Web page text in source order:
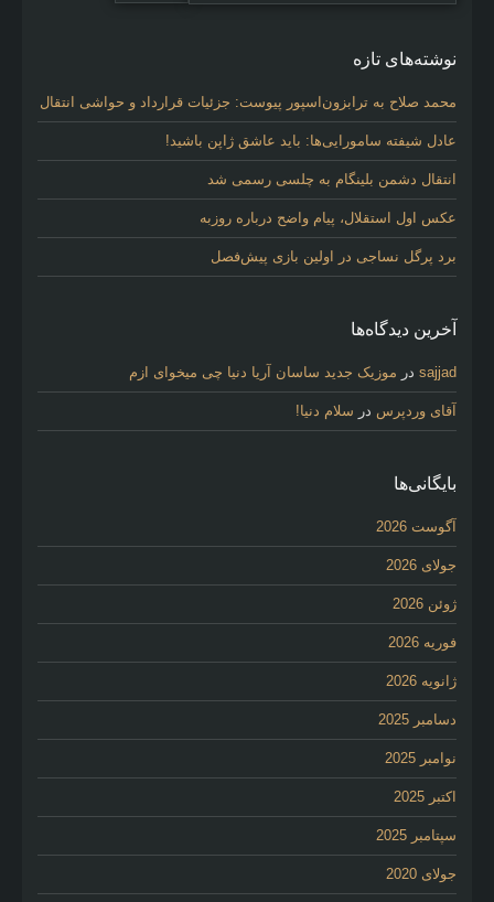
نوشته‌های تازه
محمد صلاح به ترابزون‌اسپور پیوست: جزئیات قرارداد و حواشی انتقال
عادل شیفته سامورایی‌ها: باید عاشق ژاپن باشید!
انتقال دشمن بلینگام به چلسی رسمی شد
عکس اول استقلال، پیام واضح درباره روزبه
برد پرگل نساجی در اولین بازی پیش‌فصل
آخرین دیدگاه‌ها
sajjad در موزیک جدید ساسان آریا دنیا چی میخوای ازم
آقای وردپرس در سلام دنیا!
بایگانی‌ها
آگوست 2026
جولای 2026
ژوئن 2026
فوریه 2026
ژانویه 2026
دسامبر 2025
نوامبر 2025
اکتبر 2025
سپتامبر 2025
جولای 2020